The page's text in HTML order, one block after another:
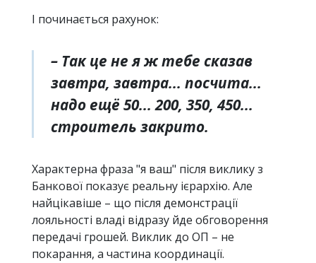
І починається рахунок:
– Так це не я ж тебе сказав
завтра, завтра... посчита...
надо ещё 50... 200, 350, 450...
строитель закрито.
Характерна фраза "я ваш" після виклику з
Банкової показує реальну ієрархію. Але
найцікавіше – що після демонстрації
лояльності владі відразу йде обговорення
передачі грошей. Виклик до ОП – не
покарання, а частина координації.